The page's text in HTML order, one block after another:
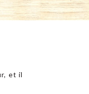
et il